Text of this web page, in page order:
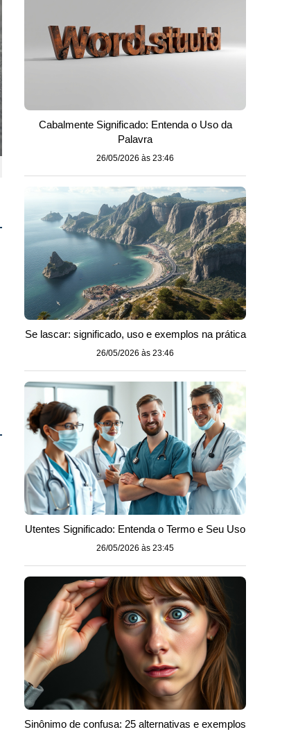
Cabalmente Significado: Entenda o Uso da
Palavra
26/05/2026 às 23:46
Se lascar: significado, uso e exemplos na prática
26/05/2026 às 23:46
Utentes Significado: Entenda o Termo e Seu Uso
26/05/2026 às 23:45
Sinônimo de confusa: 25 alternativas e exemplos